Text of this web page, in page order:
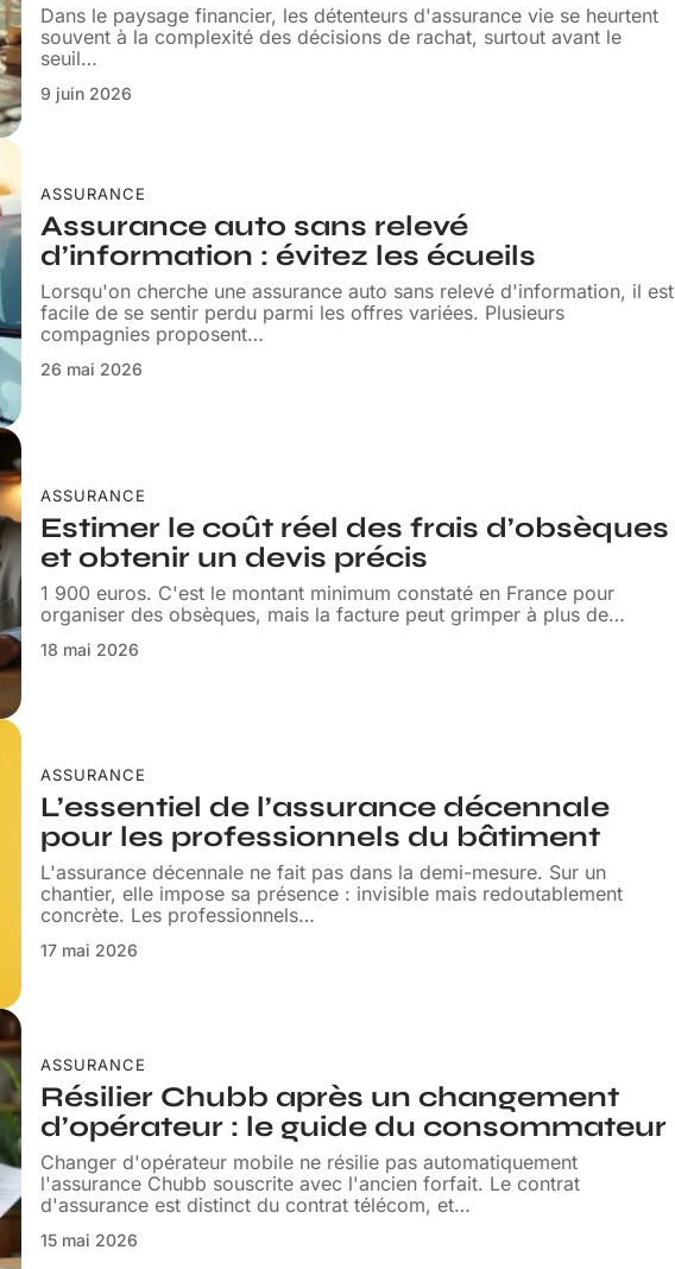
Dans le paysage financier, les détenteurs d'assurance vie se heurtent
souvent à la complexité des décisions de rachat, surtout avant le
seuil…
9 juin 2026
ASSURANCE
Assurance auto sans relevé
d’information : évitez les écueils
Lorsqu'on cherche une assurance auto sans relevé d'information, il est
facile de se sentir perdu parmi les offres variées. Plusieurs
compagnies proposent…
26 mai 2026
ASSURANCE
Estimer le coût réel des frais d’obsèques
et obtenir un devis précis
1 900 euros. C'est le montant minimum constaté en France pour
organiser des obsèques, mais la facture peut grimper à plus de…
18 mai 2026
ASSURANCE
L’essentiel de l’assurance décennale
pour les professionnels du bâtiment
L'assurance décennale ne fait pas dans la demi-mesure. Sur un
chantier, elle impose sa présence : invisible mais redoutablement
concrète. Les professionnels…
17 mai 2026
ASSURANCE
Résilier Chubb après un changement
d’opérateur : le guide du consommateur
Changer d'opérateur mobile ne résilie pas automatiquement
l'assurance Chubb souscrite avec l'ancien forfait. Le contrat
d'assurance est distinct du contrat télécom, et…
15 mai 2026